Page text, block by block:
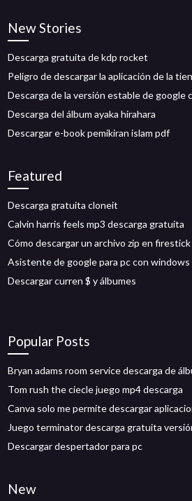
New Stories
Descarga gratuita de kdp rocket
Peligro de descargar la aplicación de la
Descarga de la versión estable de google
Descarga del álbum ayaka hirahara
Descargar e-book pemikiran islam pdf
Featured
Descarga gratuita cloneit
Calvin harris feels mp3 descarga gratuita
Cómo descargar un archivo zip en firestick
Asistente de google para pc con windows
Descargar curren $ y álbumes
Popular Posts
Bryan adams room service descarga de
Tom rush the ciecle juego mp4 descarga
Canva solo me permite descargar
Juego terminator descarga gratuita
Descargar despertador para pc
New